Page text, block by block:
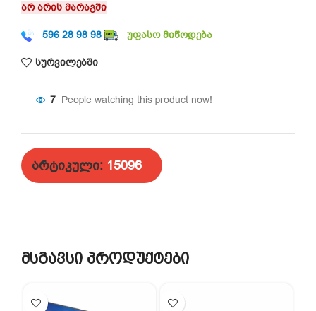
არ არის მარაგში
596 28 98 98 უფასო მიწოდება
სურვილებში
7 People watching this product now!
არტიკული: 15096
მსგავსი პროდუქტები